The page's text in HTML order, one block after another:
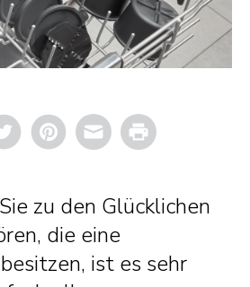
Email Print
zu den Glücklichen
die eine
ist es sehr